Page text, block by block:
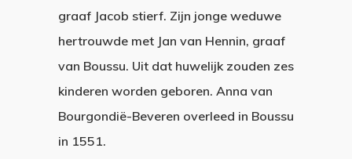
graaf Jacob stierf. Zijn jonge weduwe
hertrouwde met Jan van Hennin, graaf
van Boussu. Uit dat huwelijk zouden zes
kinderen worden geboren. Anna van
Bourgondië-Beveren overleed in Boussu
in 1551.